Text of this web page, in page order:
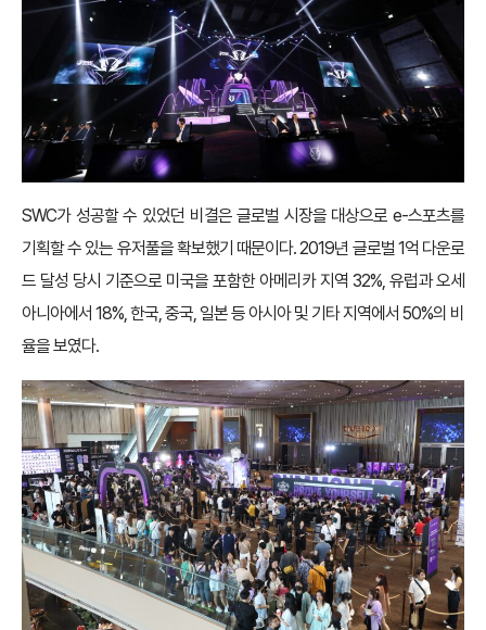
SWC가 성공할 수 있었던 비결은 글로벌 시장을 대상으로 e-스포츠를
기획할 수 있는 유저풀을 확보했기 때문이다. 2019년 글로벌 1억 다운로
드 달성 당시 기준으로 미국을 포함한 아메리카 지역 32%, 유럽과 오세
아니아에서 18%, 한국, 중국, 일본 등 아시아 및 기타 지역에서 50%의 비
율을 보였다.